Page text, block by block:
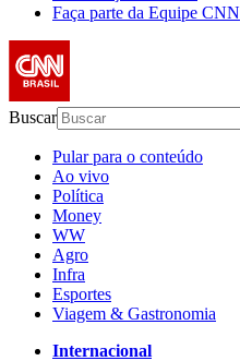
Faça parte da Equipe CNN
Buscar
Pular para o conteúdo
Ao vivo
Política
Money
WW
Agro
Infra
Esportes
Viagem & Gastronomia
Internacional